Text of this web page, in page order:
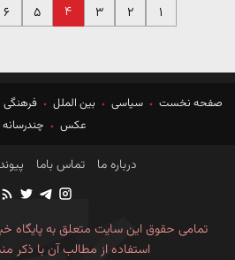
۱ ۲ ۳ ۴ ۵ ۶
صفحه نخست سیاسی بین الملل فرهنگی
عکس
درباره ما تماس باما
تمامی حقوق این سایت متعلق به پایگاه
استفاده از مطالب آن با ذکر